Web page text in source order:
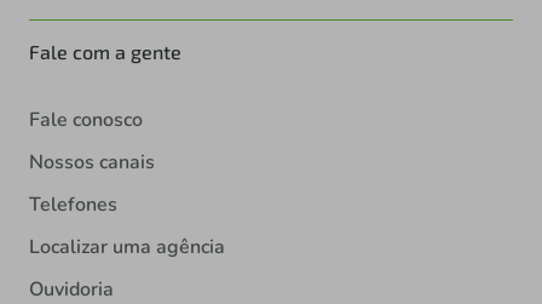
Fale com a gente
Fale conosco
Nossos canais
Telefones
Localizar uma agência
Ouvidoria